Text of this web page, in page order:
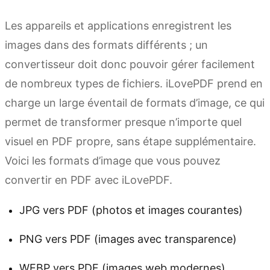
Les appareils et applications enregistrent les
images dans des formats différents ; un
convertisseur doit donc pouvoir gérer facilement
de nombreux types de fichiers. iLovePDF prend en
charge un large éventail de formats d’image, ce qui
permet de transformer presque n’importe quel
visuel en PDF propre, sans étape supplémentaire.
Voici les formats d’image que vous pouvez
convertir en PDF avec iLovePDF.
JPG vers PDF (photos et images courantes)
PNG vers PDF (images avec transparence)